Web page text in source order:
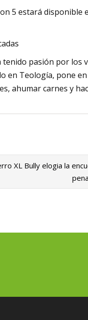
5 estará disponible
tenido pasión por los
en Teología, pone
ahumar carnes y
XL Bully elogia la